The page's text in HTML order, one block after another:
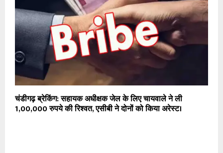
चंडीगढ़ ब्रेकिंग: सहायक अधीक्षक जेल के लिए चायवाले ने ली
1,00,000 रुपये की रिश्वत, एसीबी ने दोनों को किया अरेस्ट।